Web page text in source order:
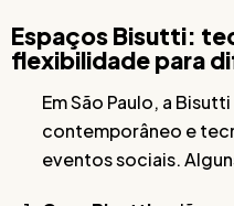
Espaços Bisutti:
flexibilidade para
Em São Paulo, a
contemporâneo e
eventos sociais.